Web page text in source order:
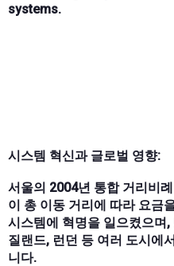
systems.
시스템 혁신과 글로벌 영향:
서울의 2004년 통합 거리비
이 총 이동 거리에 따라 요금
시스템에 혁명을 일으켰으며
질랜드, 런던 등 여러 도시에
니다.